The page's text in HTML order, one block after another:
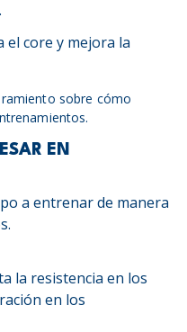
el core y mejora la
sobre cómo
EN
a entrenar de manera
la resistencia en los
en los